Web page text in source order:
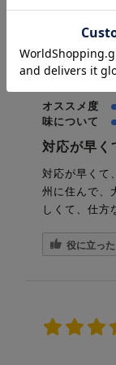
50代〜
性別: 女性
利用期間: 初
ご
オススメ度
味について
対応が早く
対応が早くて
州に住んで、
しくて、仕方
役に立った